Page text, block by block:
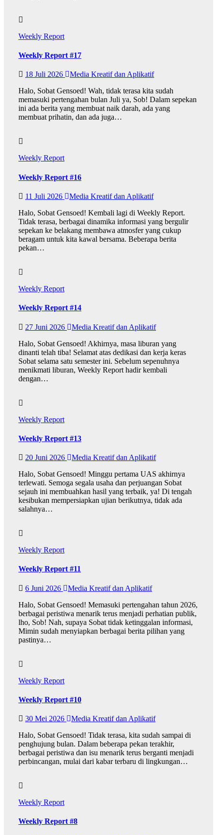
Weekly Report
Weekly Report #17
18 Juli 2026
Media Kreatif dan Aplikatif
Halo, Sobat Gensoed! Wah, tidak terasa kita sudah
memasuki pertengahan bulan Juli ya, Sob! Dalam sepekan
ini ada berita yang membuat naik darah, ada yang
membuat prihatin, dan ada juga…
Weekly Report
Weekly Report #16
11 Juli 2026
Media Kreatif dan Aplikatif
Halo, Sobat Gensoed! Kembali lagi di Weekly Report.
Tidak terasa, berbagai dinamika informasi yang bergulir
sepekan ke belakang membawa atmosfer yang cukup
beragam untuk kita kawal bersama. Beberapa berita
pekan…
Weekly Report
Weekly Report #14
27 Juni 2026
Media Kreatif dan Aplikatif
Halo, Sobat Gensoed! Akhirnya, masa liburan yang
dinanti telah tiba! Selamat atas dedikasi dan kerja keras
Sobat selama satu semester ini. Sebelum sepenuhnya
menikmati liburan, Weekly Report hadir kembali
dengan…
Weekly Report
Weekly Report #13
20 Juni 2026
Media Kreatif dan Aplikatif
Halo, Sobat Gensoed! Minggu pertama UAS akhirnya
terlewati. Semoga segala usaha dan perjuangan Sobat
sejauh ini membuahkan hasil yang terbaik, ya! Di tengah
kesibukan mempersiapkan ujian berikutnya, tidak ada
salahnya…
Weekly Report
Weekly Report #11
6 Juni 2026
Media Kreatif dan Aplikatif
Halo, Sobat Gensoed! Memasuki pertengahan tahun 2026,
berbagai peristiwa menarik terus menjadi perhatian publik,
lho, Sob! Nah, supaya Sobat tidak ketinggalan informasi,
Mimin sudah menyiapkan berbagai berita pilihan yang
pastinya…
Weekly Report
Weekly Report #10
30 Mei 2026
Media Kreatif dan Aplikatif
Halo, Sobat Gensoed! Tidak terasa, kita sudah sampai di
penghujung bulan. Dalam beberapa pekan terakhir,
berbagai peristiwa dan isu menarik terus berganti menjadi
perbincangan, mulai dari kabar terbaru di lingkungan…
Weekly Report
Weekly Report #8